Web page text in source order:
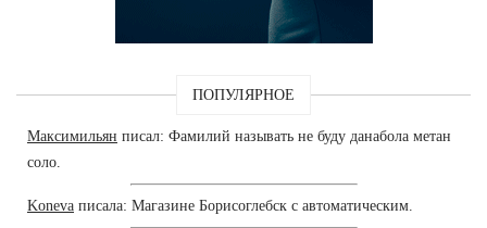
ПОПУЛЯРНОЕ
Максимильян писал: Фамилий называть не буду данабола метан
соло.
Koneva писала: Магазине Борисоглебск с автоматическим.